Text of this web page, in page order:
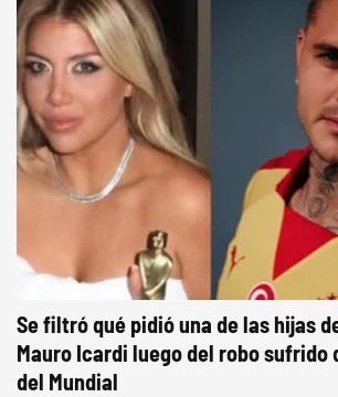
Se filtró qué pidió una de las hijas
Mauro Icardi luego del robo sufrido
del Mundial